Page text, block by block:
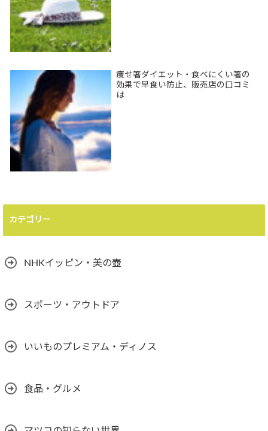
痩せ箸ダイエット・食べにくい箸の
効果で早食い防止、販売店の口コミ
は
カテゴリー
NHKイッピン・美の壺
スポーツ・アウトドア
いいものプレミアム・ディノス
食品・グルメ